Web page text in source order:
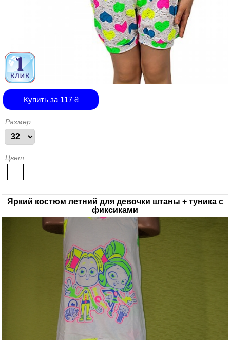
Купить за 117₴
Размер
Цвет
Яркий костюм летний для девочки штаны + туника с
фиксиками